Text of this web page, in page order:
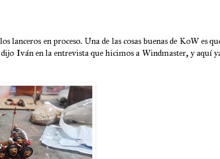
en proceso. Una de las cosas buenas de KoW es
Iván en la entrevista que hicimos a Windmaster, y aquí